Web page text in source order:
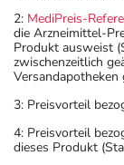
2: MediPreis-
die Arzneimittel-
Produkt ausweist
zwischenzeitlich
Versandapotheken
3: Preisvorteil
4: Preisvorteil
dieses Produkt